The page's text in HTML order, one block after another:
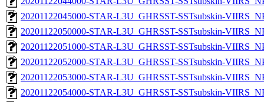
20201122045000-STAR-L3U_GHRSST-SSTsubskin-
20201122050000-STAR-L3U_GHRSST-SSTsubskin-
20201122051000-STAR-L3U_GHRSST-SSTsubskin-
20201122052000-STAR-L3U_GHRSST-SSTsubskin-
20201122053000-STAR-L3U_GHRSST-SSTsubskin-
20201122054000-STAR-L3U_GHRSST-SSTsubskin-